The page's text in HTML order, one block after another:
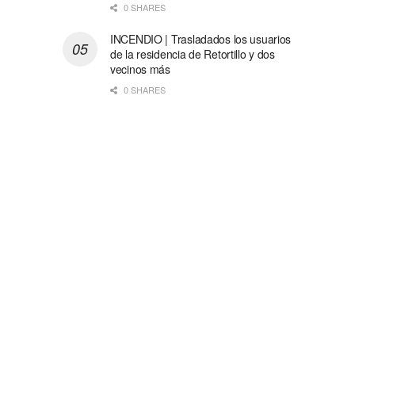
0 SHARES
INCENDIO | Trasladados los usuarios
de la residencia de Retortillo y dos
vecinos más
0 SHARES